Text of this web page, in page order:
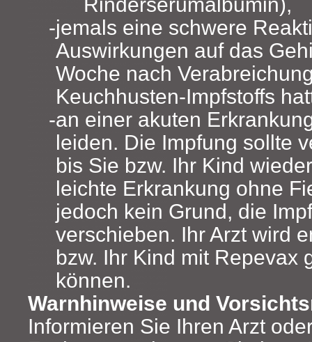
jemals eine schwere
Auswirkungen auf das
Woche nach
Keuchhusten-Impfstoffs
an einer akuten
leiden. Die Impfung sollte
bis Sie bzw. Ihr Kind
leichte Erkrankung ohne
jedoch kein Grund, die
verschieben. Ihr Arzt wird
bzw. Ihr Kind mit Repevax
können.
Warnhinweise und
Informieren Sie Ihren Arzt